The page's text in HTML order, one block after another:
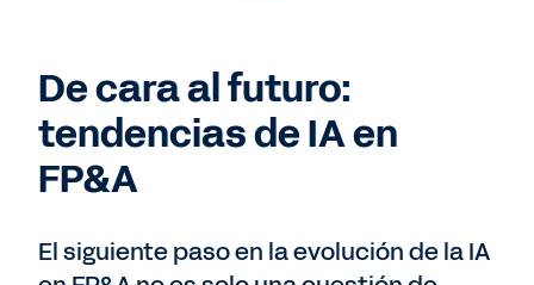
De cara al futuro:
tendencias de IA en
FP&A
El siguiente paso en la evolución de la IA